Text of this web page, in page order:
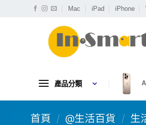
Mac iPad iPhone
產品分類
首頁 / @生活百貨 / 生